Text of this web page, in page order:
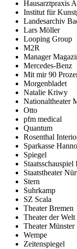
Hausarztpraxis
Institut für
Landesarchiv
Lars Möller
Looping Group
M2R
Manager
Mercedes-Benz
Mit mir 90
Morgenbladet
Natalie Kriwy
Nationaltheater
Otto
pfm medical
Quantum
Rosenthal
Sparkasse
Spiegel
Staatsschauspiel
Staatstheater
Stern
Suhrkamp
SZ Scala
Theater Bremen
Theater der Welt
Theater Münster
Wempe
Zeitenspiegel